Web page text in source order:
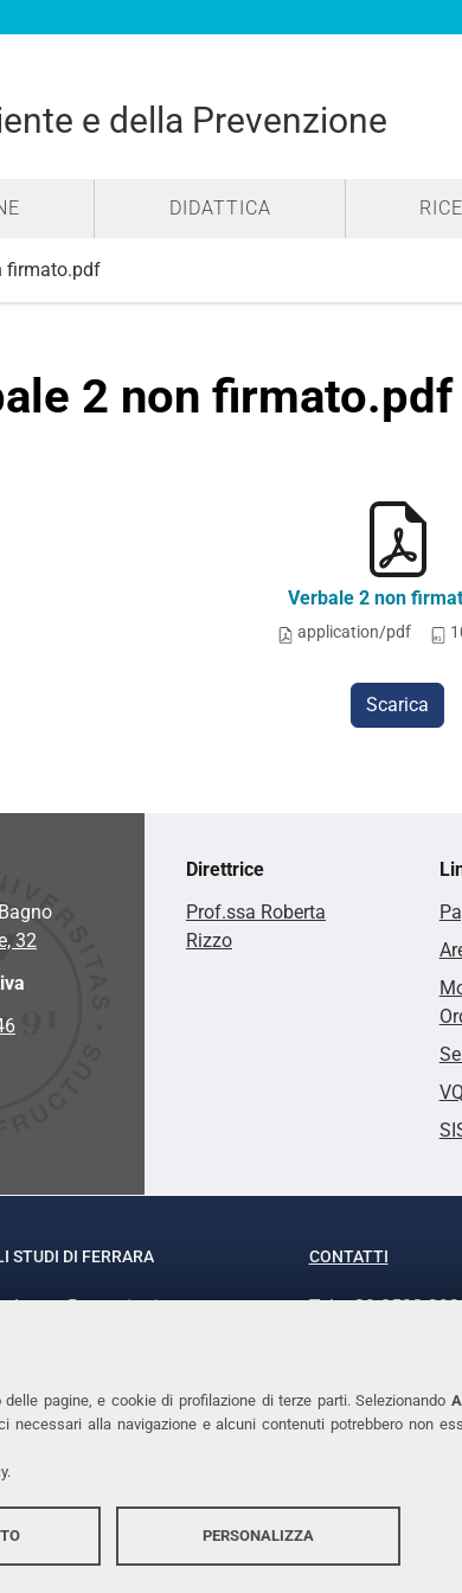
pagine, e cookie di profilazione di terze parti. Selezionando
necessari alla navigazione e alcuni contenuti potrebbero non
.
PERSONALIZZA
e della Prevenzione
DIDATTICA
firmato.pdf
2 non firmato.pdf
Verbale 2 non
application/pdf
Scarica
32
Direttrice
Prof.ssa Roberta
Rizzo
STUDI DI FERRARA
Laura Ramaciotti
CONTATTI
Tel. +39 0532